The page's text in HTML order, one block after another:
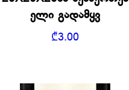
ელი გადამყვ
₾3.00